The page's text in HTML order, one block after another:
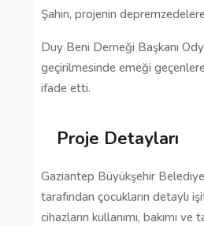
Şahin, projenin
Duy Beni Derneği Başkanı
geçirilmesinde emeği
ifade etti.
Proje Detayları
Gaziantep Büyükşehir
tarafından çocukların detaylı
cihazların kullanımı, bakımı